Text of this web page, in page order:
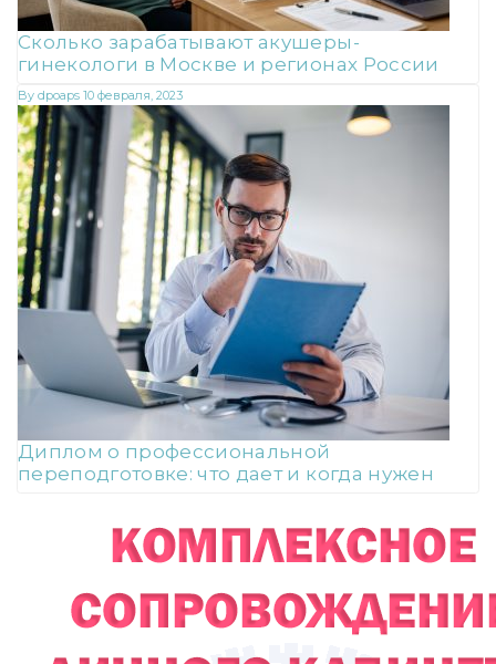
Сколько зарабатывают акушеры-
гинекологи в Москве и регионах России
By dpoaps 10 февраля, 2023
Диплом о профессиональной
переподготовке: что дает и когда нужен